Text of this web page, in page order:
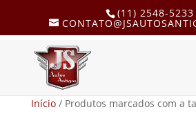
(11) 2548-5233
Início/ Produtos marcados com a